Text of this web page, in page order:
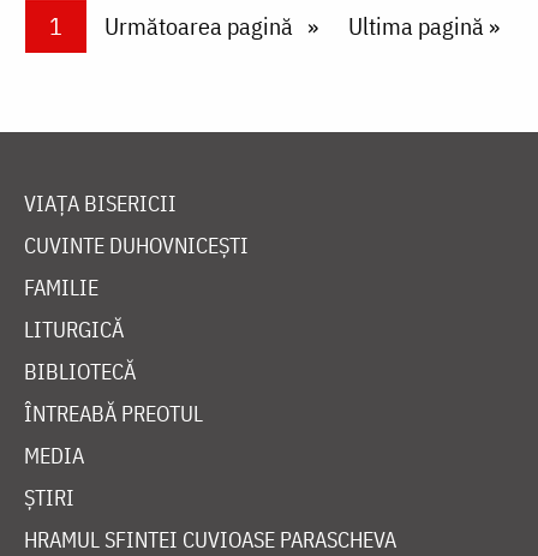
PaginareCurrent page
1 Next page
Următoarea pagină Last page
Ultima pagină »
VIAȚA BISERICII
CUVINTE DUHOVNICEȘTI
FAMILIE
LITURGICĂ
BIBLIOTECĂ
ÎNTREABĂ PREOTUL
MEDIA
ȘTIRI
HRAMUL SFINTEI CUVIOASE PARASCHEVA